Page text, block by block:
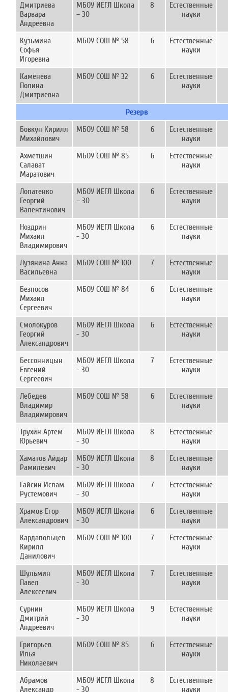
Дмитриева
Варвара
Андреевна
МБОУ ИЕГЛ Школа
– 30
8
Естественные
науки
Кузьмина
Софья
Игоревна
МБОУ СОШ № 58 6
Естественные
науки
Каменева
Полина
Дмитриевна
МБОУ СОШ № 32 6
Естественные
науки
Резерв
Бовкун Кирилл
Михайлович
МБОУ СОШ № 58 6
Естественные
науки
Ахметшин
Салават
Маратович
МБОУ СОШ № 85 6
Естественные
науки
Лопатенко
Георгий
Валентинович
МБОУ ИЕГЛ Школа
– 30
6
Естественные
науки
Ноздрин
Михаил
Владимирович
МБОУ ИЕГЛ Школа
- 30
6
Естественные
науки
Лузянина Анна
Васильевна
МБОУ СОШ № 100 7
Естественные
науки
Безносов
Михаил
Сергеевич
МБОУ СОШ № 84 6
Естественные
науки
Смолокуров
Георгий
Александрович
МБОУ ИЕГЛ Школа
- 30
6
Естественные
науки
Бессонницын
Евгений
Сергеевич
МБОУ ИЕГЛ Школа
- 30
7
Естественные
науки
Лебедев
Владимир
Владимирович
МБОУ СОШ № 58 6
Естественные
науки
Трухин Артем
Юрьевич
МБОУ ИЕГЛ Школа
- 30
8
Естественные
науки
Хаматов Айдар
Рамилевич
МБОУ ИЕГЛ Школа
- 30
8
Естественные
науки
Гайсин Ислам
Рустемович
МБОУ ИЕГЛ Школа
- 30
7
Естественные
науки
Храмов Егор
Александрович
МБОУ ИЕГЛ Школа
- 30
6
Естественные
науки
Кардапольцев
Кирилл
Данилович
МБОУ СОШ № 100 7
Естественные
науки
Шульмин
Павел
Алексеевич
МБОУ ИЕГЛ Школа
- 30
7
Естественные
науки
Сурнин
Дмитрий
Андреевич
МБОУ ИЕГЛ Школа
- 30
9
Естественные
науки
Григорьев
Илья
Николаевич
МБОУ СОШ № 85 6
Естественные
науки
Абрамов
Александр
МБОУ ИЕГЛ Школа
- 30
8
Естественные
науки